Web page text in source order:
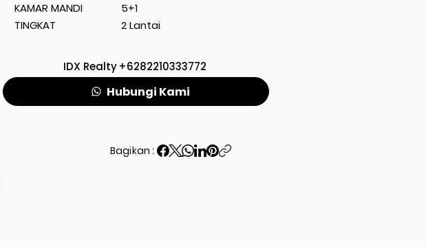
KAMAR MANDI
TINGKAT
5+1
2 Lantai
IDX Realty+6282210333772
Hubungi Kami
Bagikan :